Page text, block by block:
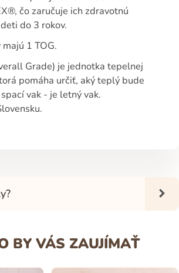
čo zaručuje ich zdravotnú
do 3 rokov.
1 TOG.
Grade) je jednotka tepelnej
pomáha určiť, aký teplý bude
vak - je letný vak.
BY VÁS ZAUJÍMAŤ